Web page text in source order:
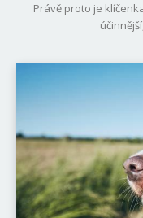
Právě proto je